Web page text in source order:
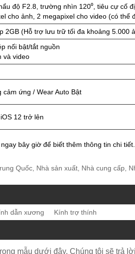
độ F2.8, trường nhìn 120⁰, tiêu cự cố
cho ảnh, 2 megapixel cho video (có thể
2GB (Hỗ trợ lưu trữ tối đa khoảng 5.000
nối bật/tắt nguồn
và video
cảm ứng / Wear Auto Bật
12 trở lên
bây giờ để biết thêm thông tin chi
Quốc, Nhà sản xuất, Nhà cung cấp,
dẫn xương Kính trợ thính
mẫu dưới đây. Chúng tôi sẽ trả